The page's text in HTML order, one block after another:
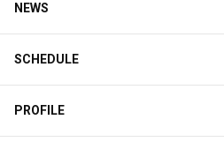
NEWS
SCHEDULE
PROFILE